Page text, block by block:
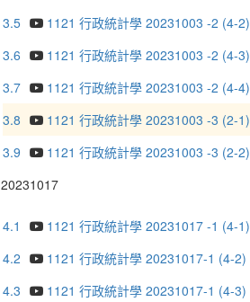
3.5
1121 行政統計學 20231003 -2 (4-2)
3.6
1121 行政統計學 20231003 -2 (4-3)
3.7
1121 行政統計學 20231003 -2 (4-4)
3.8
1121 行政統計學 20231003 -3 (2-1)
3.9
1121 行政統計學 20231003 -3 (2-2)
20231017
4.1
1121 行政統計學 20231017 -1 (4-1)
4.2
1121 行政統計學 20231017-1 (4-2)
4.3
1121 行政統計學 20231017-1 (4-3)